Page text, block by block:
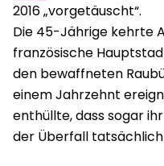
2016 „vorgetäuscht“.
Die 45-Jährige kehrte
französische
den bewaffneten
einem Jahrzehnt
enthüllte, dass sogar
der Überfall